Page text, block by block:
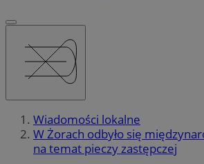
Wiadomości lokalne
W Żorach odbyło się
na temat pieczy zastępczej